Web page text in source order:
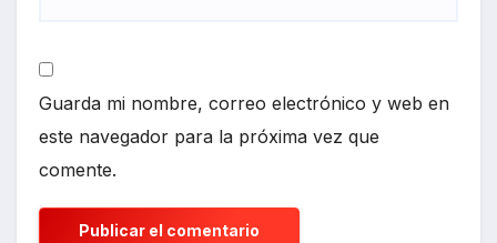
Guarda mi nombre, correo electrónico y web en
este navegador para la próxima vez que
comente.